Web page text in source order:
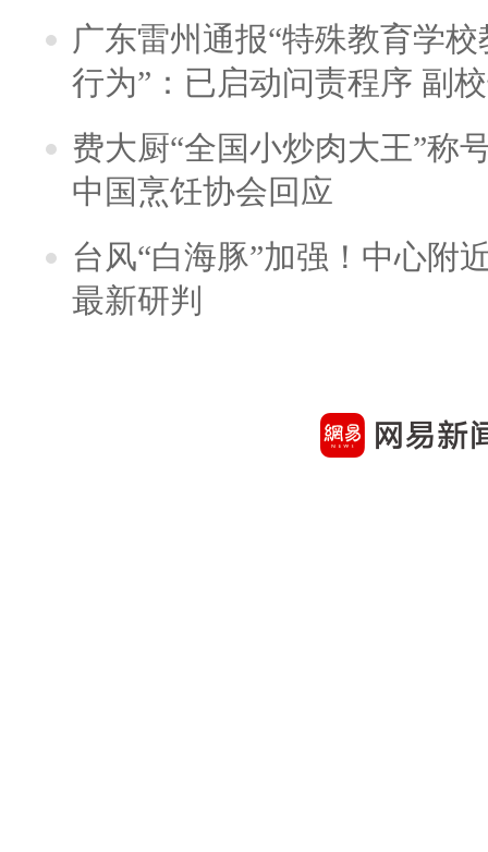
广东雷州通报“特殊教育学
行为”：已启动问责程序 副
费大厨“全国小炒肉大王”称
中国烹饪协会回应
台风“白海豚”加强！中心附
最新研判